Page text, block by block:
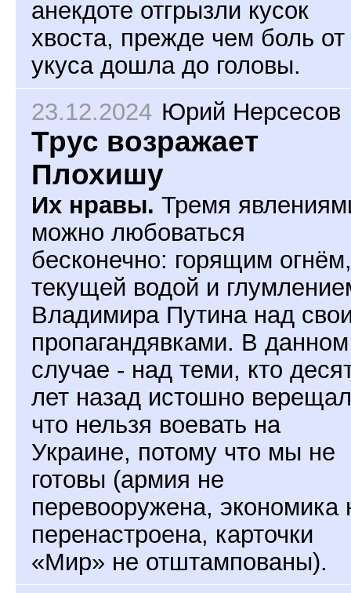
анекдоте отгрызли кусок
хвоста, прежде чем боль от
укуса дошла до головы.
23.12.2024 Юрий Нерсесов
Трус возражает
Плохишу
Их нравы. Тремя
можно любоваться
бесконечно: горящим огнём,
текущей водой и
Владимира Путина над
пропагандявками. В данном
случае - над теми, кто
лет назад истошно
что нельзя воевать на
Украине, потому что мы не
готовы (армия не
перевооружена, экономика
перенастроена, карточки
«Мир» не отштампованы).